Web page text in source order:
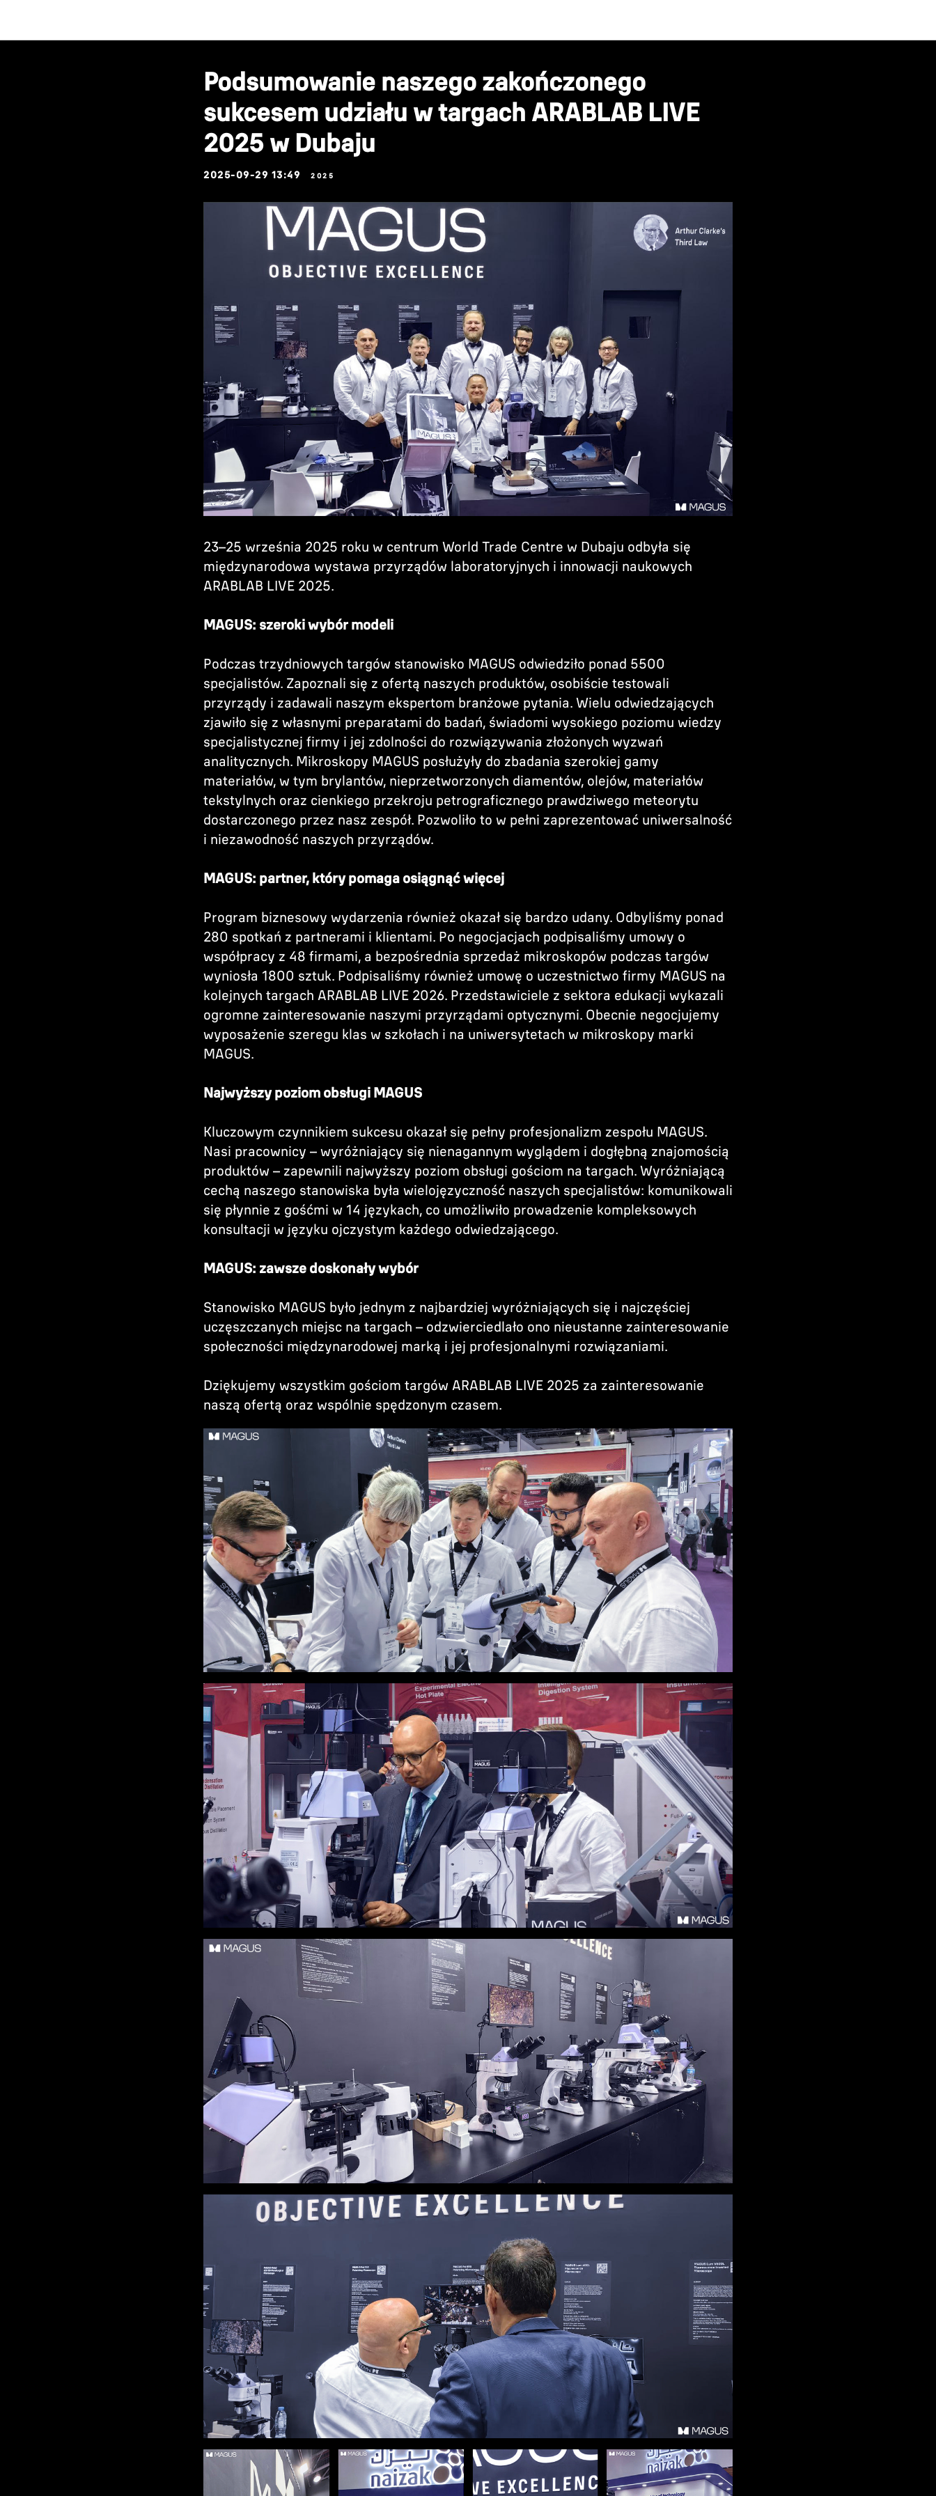
Podsumowanie naszego zakończonego
sukcesem udziału w targach ARABLAB LIVE
2025 w Dubaju
2025-09-29 13:49 2025
23–25 września 2025 roku w centrum World Trade Centre w Dubaju odbyła się
międzynarodowa wystawa przyrządów laboratoryjnych i innowacji naukowych
ARABLAB LIVE 2025.
MAGUS: szeroki wybór modeli
Podczas trzydniowych targów stanowisko MAGUS odwiedziło ponad 5500
specjalistów. Zapoznali się z ofertą naszych produktów, osobiście testowali
przyrządy i zadawali naszym ekspertom branżowe pytania. Wielu odwiedzających
zjawiło się z własnymi preparatami do badań, świadomi wysokiego poziomu wiedzy
specjalistycznej firmy i jej zdolności do rozwiązywania złożonych wyzwań
analitycznych. Mikroskopy MAGUS posłużyły do zbadania szerokiej gamy
materiałów, w tym brylantów, nieprzetworzonych diamentów, olejów, materiałów
tekstylnych oraz cienkiego przekroju petrograficznego prawdziwego meteorytu
dostarczonego przez nasz zespół. Pozwoliło to w pełni zaprezentować uniwersalność
i niezawodność naszych przyrządów.
MAGUS: partner, który pomaga osiągnąć więcej
Program biznesowy wydarzenia również okazał się bardzo udany. Odbyliśmy ponad
280 spotkań z partnerami i klientami. Po negocjacjach podpisaliśmy umowy o
współpracy z 48 firmami, a bezpośrednia sprzedaż mikroskopów podczas targów
wyniosła 1800 sztuk. Podpisaliśmy również umowę o uczestnictwo firmy MAGUS na
kolejnych targach ARABLAB LIVE 2026. Przedstawiciele z sektora edukacji wykazali
ogromne zainteresowanie naszymi przyrządami optycznymi. Obecnie negocjujemy
wyposażenie szeregu klas w szkołach i na uniwersytetach w mikroskopy marki
MAGUS.
Najwyższy poziom obsługi MAGUS
Kluczowym czynnikiem sukcesu okazał się pełny profesjonalizm zespołu MAGUS.
Nasi pracownicy – wyróżniający się nienagannym wyglądem i dogłębną znajomością
produktów – zapewnili najwyższy poziom obsługi gościom na targach. Wyróżniającą
cechą naszego stanowiska była wielojęzyczność naszych specjalistów: komunikowali
się płynnie z gośćmi w 14 językach, co umożliwiło prowadzenie kompleksowych
konsultacji w języku ojczystym każdego odwiedzającego.
MAGUS: zawsze doskonały wybór
Stanowisko MAGUS było jednym z najbardziej wyróżniających się i najczęściej
uczęszczanych miejsc na targach – odzwierciedlało ono nieustanne zainteresowanie
społeczności międzynarodowej marką i jej profesjonalnymi rozwiązaniami.
Dziękujemy wszystkim gościom targów ARABLAB LIVE 2025 za zainteresowanie
naszą ofertą oraz wspólnie spędzonym czasem.